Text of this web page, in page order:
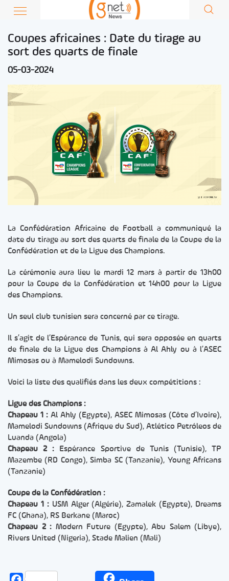
Coupes africaines : Date du tirage au
sort des quarts de finale
05-03-2024
La Confédération Africaine de Football a communiqué la
date du tirage au sort des quarts de finale de la Coupe de la
Confédération et de la Ligue des Champions.
La cérémonie aura lieu le mardi 12 mars à partir de 13h00
pour la Coupe de la Confédération et 14h00 pour la Ligue
des Champions.
Un seul club tunisien sera concerné par ce tirage.
Il s’agit de l’Espérance de Tunis, qui sera opposée en quarts
de finale de la Ligue des Champions à Al Ahly ou à l’ASEC
Mimosas ou à Mamelodi Sundowns.
Voici la liste des qualifiés dans les deux compétitions :
Ligue des Champions :
Chapeau 1 : Al Ahly (Egypte), ASEC Mimosas (Côte d’Ivoire),
Mamelodi Sundowns (Afrique du Sud), Atlético Petróleos de
Luanda (Angola)
Chapeau 2 : Espérance Sportive de Tunis (Tunisie), TP
Mazembe (RD Congo), Simba SC (Tanzanie), Young Africans
(Tanzanie)
Coupe de la Confédération :
Chapeau 1 :USM Alger (Algérie), Zamalek (Egypte), Dreams
FC (Ghana), RS Berkane (Maroc)
Chapeau 2 : Modern Future (Egypte), Abu Salem (Libye),
Rivers United (Nigeria), Stade Malien (Mali)